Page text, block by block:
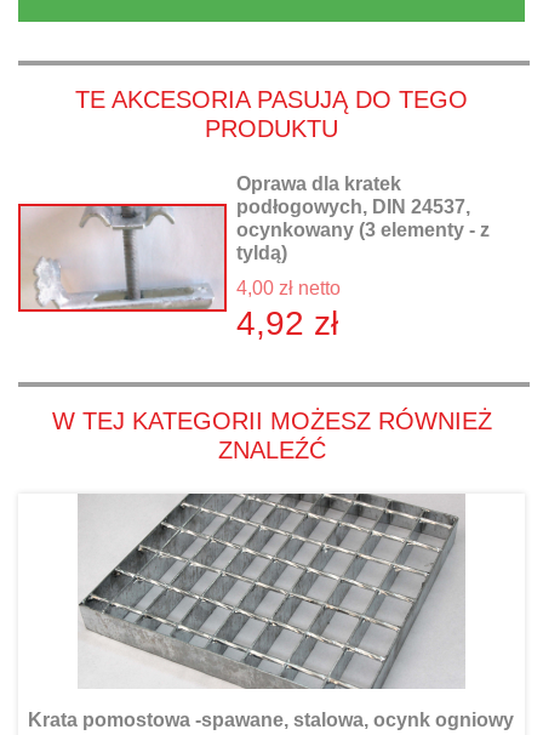
TE AKCESORIA PASUJĄ DO TEGO
PRODUKTU
Oprawa dla kratek
podłogowych, DIN 24537,
ocynkowany (3 elementy - z
tyldą)
4,00 zł netto
4,92 zł
W TEJ KATEGORII MOŻESZ RÓWNIEŻ
ZNALEŹĆ
Krata pomostowa -spawane, stalowa, ocynk ogniowy